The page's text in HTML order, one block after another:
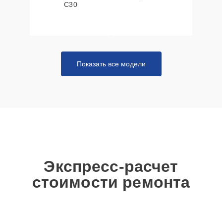
C30
Показать все модели
Экспресс-расчет
стоимости ремонта